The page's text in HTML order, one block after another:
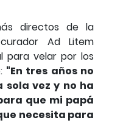
directos de la
Ad Litem
para velar por los
"En tres años no
sola vez y no ha
que mi papá
necesita para